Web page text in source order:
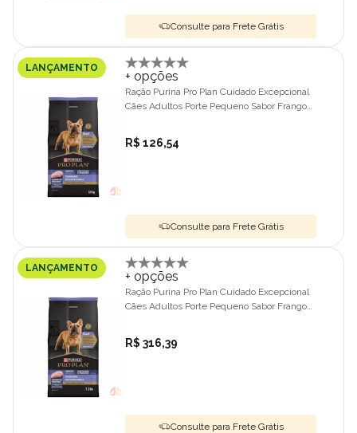
Consulte para Frete Grátis
LANÇAMENTO
+ opções
Ração Purina Pro Plan Cuidado Excepcional
Cães Adultos Porte Pequeno Sabor Frango
R$ 126,54
Consulte para Frete Grátis
LANÇAMENTO
+ opções
Ração Purina Pro Plan Cuidado Excepcional
Cães Adultos Porte Pequeno Sabor Frango
R$ 316,39
Consulte para Frete Grátis